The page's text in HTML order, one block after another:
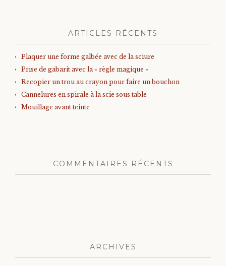
ARTICLES RÉCENTS
Plaquer une forme galbée avec de la sciure
Prise de gabarit avec la « règle magique »
Recopier un trou au crayon pour faire un bouchon
Cannelures en spirale à la scie sous table
Mouillage avant teinte
COMMENTAIRES RÉCENTS
ARCHIVES